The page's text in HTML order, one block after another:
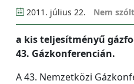
2011. július 22. Nem
a kis teljesítményű
43. Gázkonferencián.
A 43. Nemzetközi